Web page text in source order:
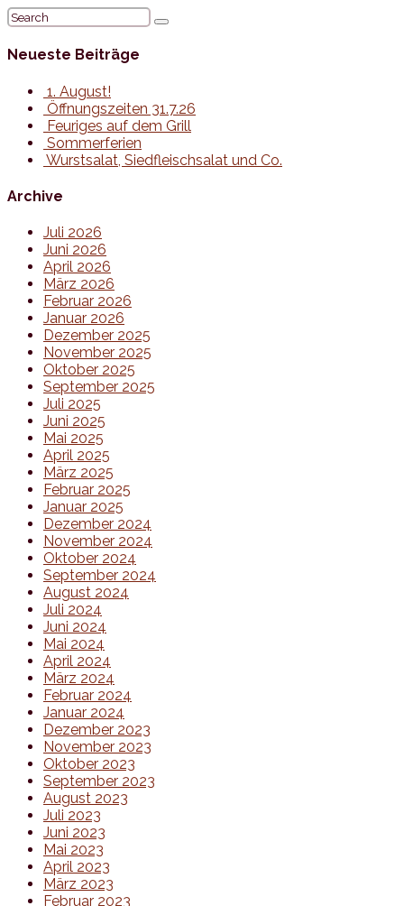
Neueste Beiträge
1. August!
Öffnungszeiten 31.7.26
Feuriges auf dem Grill
Sommerferien
Wurstsalat, Siedfleischsalat und Co.
Archive
Juli 2026
Juni 2026
April 2026
März 2026
Februar 2026
Januar 2026
Dezember 2025
November 2025
Oktober 2025
September 2025
Juli 2025
Juni 2025
Mai 2025
April 2025
März 2025
Februar 2025
Januar 2025
Dezember 2024
November 2024
Oktober 2024
September 2024
August 2024
Juli 2024
Juni 2024
Mai 2024
April 2024
März 2024
Februar 2024
Januar 2024
Dezember 2023
November 2023
Oktober 2023
September 2023
August 2023
Juli 2023
Juni 2023
Mai 2023
April 2023
März 2023
Februar 2023